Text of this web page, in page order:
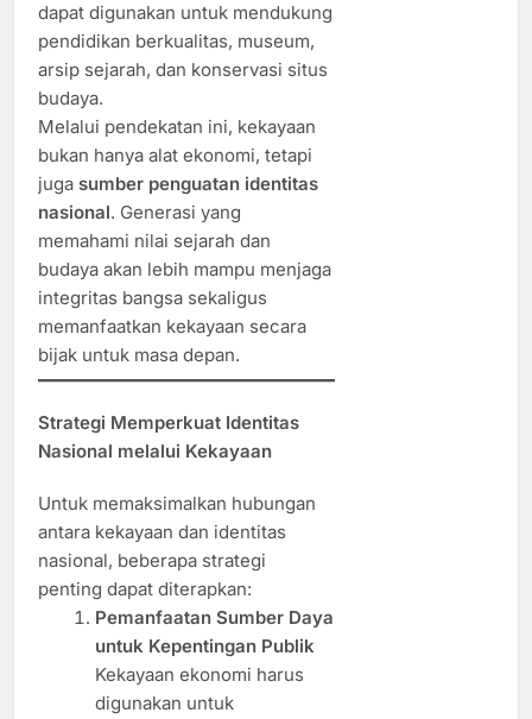
dapat digunakan untuk mendukung
pendidikan berkualitas, museum,
arsip sejarah, dan konservasi situs
budaya.
Melalui pendekatan ini, kekayaan
bukan hanya alat ekonomi, tetapi
juga sumber penguatan identitas
nasional. Generasi yang
memahami nilai sejarah dan
budaya akan lebih mampu menjaga
integritas bangsa sekaligus
memanfaatkan kekayaan secara
bijak untuk masa depan.
Strategi Memperkuat Identitas
Nasional melalui Kekayaan
Untuk memaksimalkan hubungan
antara kekayaan dan identitas
nasional, beberapa strategi
penting dapat diterapkan:
Pemanfaatan Sumber Daya
untuk Kepentingan Publik
Kekayaan ekonomi harus
digunakan untuk